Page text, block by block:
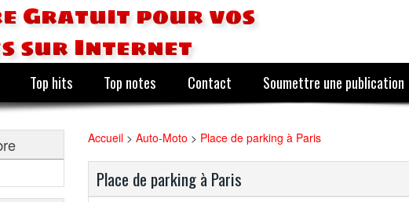
Gratuit pour vos
sur Internet
Top hits Top notes Contact Soumettre une publication
Accueil > Auto-Moto > Place de parking à Paris
Place de parking à Paris